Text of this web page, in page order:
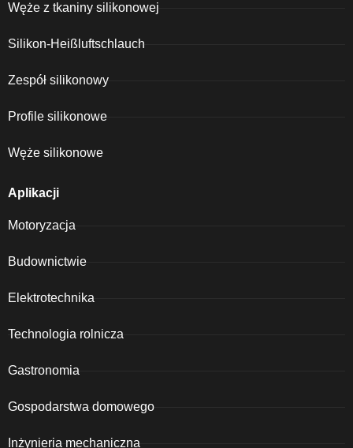
Węże z tkaniny silikonowej
Silikon-Heißluftschlauch
Zespół silikonowy
Profile silikonowe
Węże silikonowe
Aplikacji
Motoryzacja
Budownictwie
Elektrotechnika
Technologia rolnicza
Gastronomia
Gospodarstwa domowego
Inżynieria mechaniczna